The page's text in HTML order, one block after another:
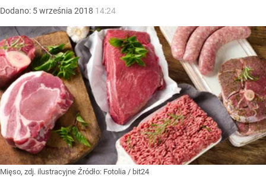
Dodano: 5września 2018 14:24
Mięso, zdj. ilustracyjne Źródło: Fotolia / bit24